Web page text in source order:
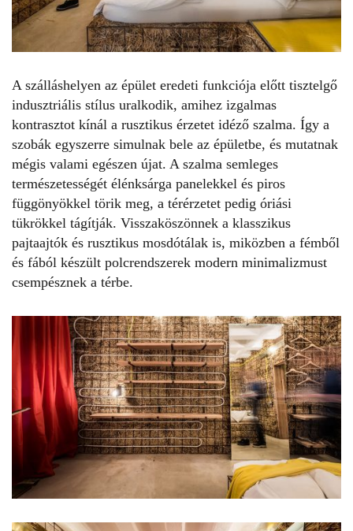
A szálláshelyen az épület eredeti funkciója előtt tisztelgő
indusztriális stílus uralkodik, amihez izgalmas
kontrasztot kínál a rusztikus érzetet idéző szalma. Így a
szobák egyszerre simulnak bele az épületbe, és mutatnak
mégis valami egészen újat. A szalma semleges
természetességét élénksárga panelekkel és piros
függönyökkel törik meg, a térérzetet pedig óriási
tükrökkel tágítják. Visszaköszönnek a klasszikus
pajtaajtók és rusztikus mosdótálak is, miközben a fémből
és fából készült polcrendszerek modern minimalizmust
csempésznek a térbe.